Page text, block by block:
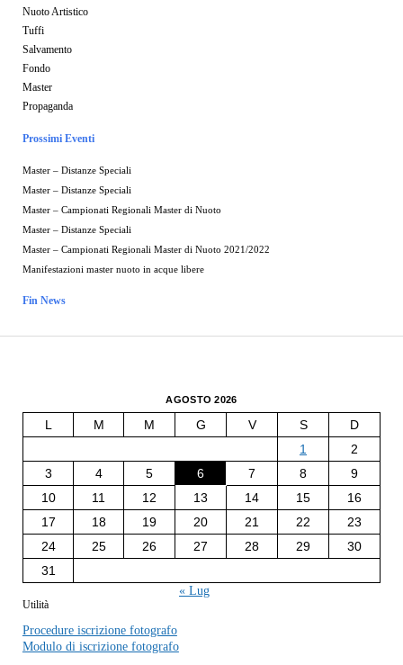
Nuoto Artistico
Tuffi
Salvamento
Fondo
Master
Propaganda
Prossimi Eventi
Master – Distanze Speciali
Master – Distanze Speciali
Master – Campionati Regionali Master di Nuoto
Master – Distanze Speciali
Master – Campionati Regionali Master di Nuoto 2021/2022
Manifestazioni master nuoto in acque libere
Fin News
AGOSTO 2026
L M M G V S
D
1
2
3
4 5 6 7 8
9
10
11 12 13 14 15
16
17
18 19 20 21 22
23
24
25 26 27 28 29
30
31
« Lug
Utilità
Procedure iscrizione fotografo
Modulo di iscrizione fotografo